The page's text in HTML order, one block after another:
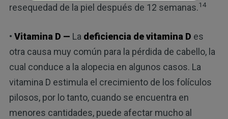
resequedad de la piel después de 12 semanas.14
• Vitamina D — La deficiencia de vitamina D es
otra causa muy común para la pérdida de cabello, la
cual conduce a la alopecia en algunos casos. La
vitamina D estimula el crecimiento de los folículos
pilosos, por lo tanto, cuando se encuentra en
menores cantidades, puede afectar mucho al